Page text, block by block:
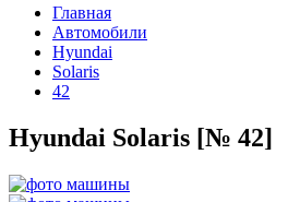
Главная
Автомобили
Hyundai
Solaris
42
Hyundai Solaris [№ 42]